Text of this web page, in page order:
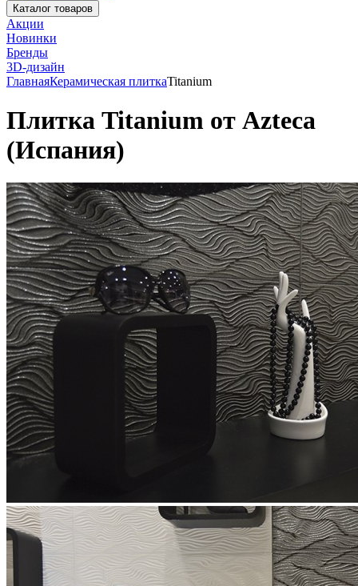
Каталог товаров
Акции
Новинки
Бренды
3D-дизайн
ГлавнаяКерамическая плиткаTitanium
Плитка Titanium от Azteca
(Испания)